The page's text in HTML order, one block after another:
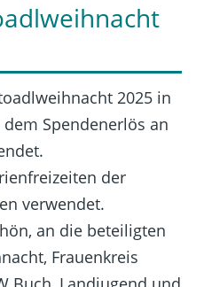
2025 in
Spendenerlös an
der
verwendet.
an die beteiligten
Frauenkreis